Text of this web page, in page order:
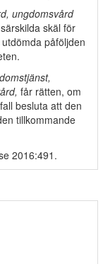
ungdomsvård
skäl för
påföljden
får rätten, om
besluta att den
tillkommande
2016:491.